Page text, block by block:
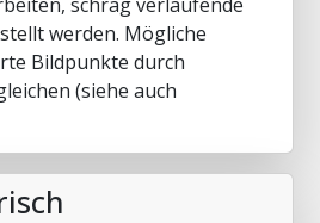
werden. Mögliche
Bildpunkte durch
(siehe auch